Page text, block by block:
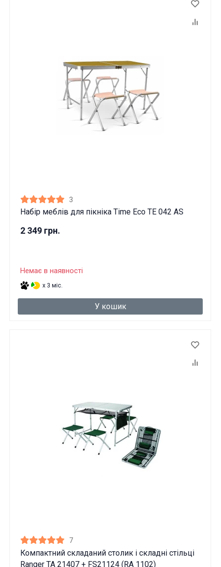
3
Набір меблів для пікніка Time Eco TE 042 AS
2 349 грн.
Немає в наявності
x 3 міс.
У кошик
7
Компактний складаний столик і складні стільці
Ranger TA 21407 + FS21124 (RA 1102)